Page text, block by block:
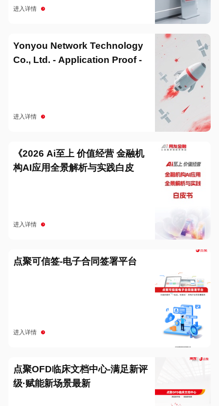
进入详情
Yonyou Network Technology
Co., Ltd. - Application Proof -
进入详情
《2026 Ai至上 价值经营 金融机
构AI应用全景解析与实践白皮
进入详情
点聚可信签-电子合同签署平台
进入详情
点聚OFD临床文档中心-满足新评
级·赋能新场景最新